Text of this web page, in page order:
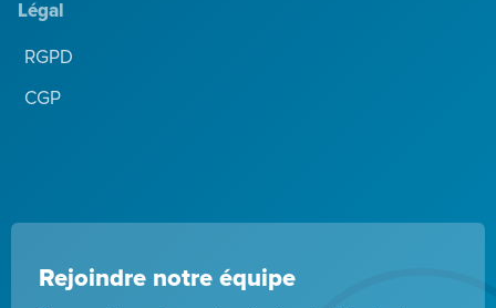
Légal
RGPD
CGP
Rejoindre notre équipe